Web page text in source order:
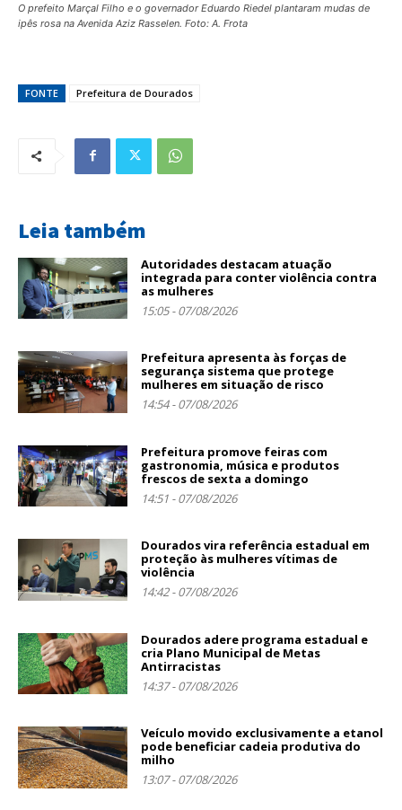
O prefeito Marçal Filho e o governador Eduardo Riedel plantaram mudas de
ipês rosa na Avenida Aziz Rasselen. Foto: A. Frota
FONTE Prefeitura de Dourados
Leia também
Autoridades destacam atuação
integrada para conter violência contra
as mulheres
15:05 - 07/08/2026
Prefeitura apresenta às forças de
segurança sistema que protege
mulheres em situação de risco
14:54 - 07/08/2026
Prefeitura promove feiras com
gastronomia, música e produtos
frescos de sexta a domingo
14:51 - 07/08/2026
Dourados vira referência estadual em
proteção às mulheres vítimas de
violência
14:42 - 07/08/2026
Dourados adere programa estadual e
cria Plano Municipal de Metas
Antirracistas
14:37 - 07/08/2026
Veículo movido exclusivamente a etanol
pode beneficiar cadeia produtiva do
milho
13:07 - 07/08/2026